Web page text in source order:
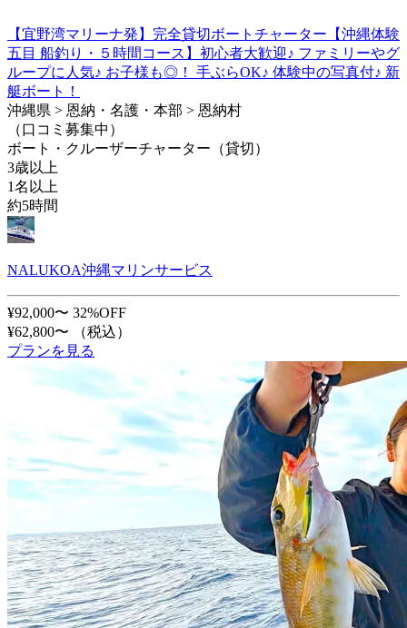
【宜野湾マリーナ発】完全貸切ボートチャーター【沖縄体験
五目 船釣り・５時間コース】初心者大歓迎♪ ファミリーやグ
ループに人気♪ お子様も◎！ 手ぶらOK♪ 体験中の写真付♪ 新
艇ボート！
沖縄県 > 恩納・名護・本部 > 恩納村
（口コミ募集中）
ボート・クルーザーチャーター（貸切）
3歳以上
1名以上
約5時間
NALUKOA沖縄マリンサービス
¥92,000〜 32%OFF
¥62,800〜
（税込）
プランを見る